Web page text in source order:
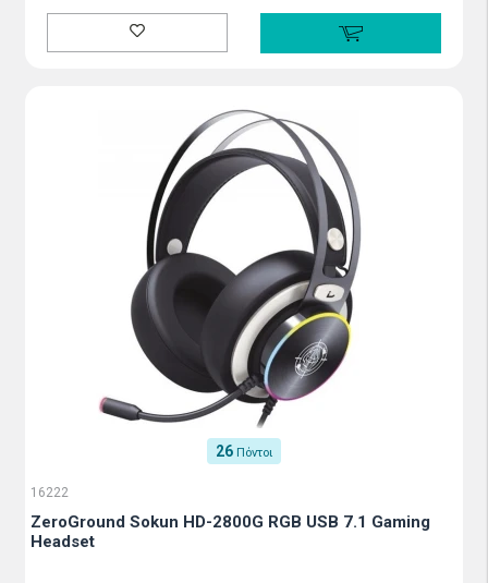
26 Πόντοι
16222
ZeroGround Sokun HD-2800G RGB USB 7.1 Gaming
Headset